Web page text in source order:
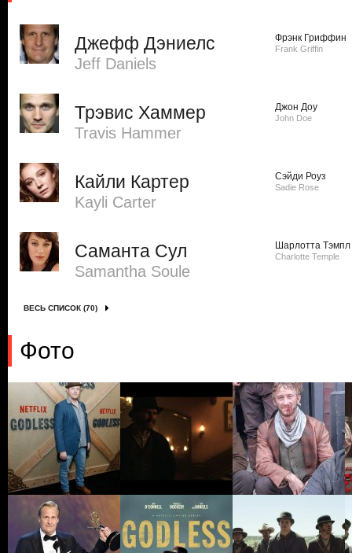
Джефф Дэниелс
Jeff Daniels
Фрэнк Гриффин
Frank Griffin
Трэвис Хаммер
Travis Hammer
Джон Доу
John Doe
Кайли Картер
Kayli Carter
Сэйди Роуз
Sadie Rose
Саманта Сул
Samantha Soule
Шарлотта Тэмпл
Charlotte Temple
ВЕСЬ СПИСОК (70)
Фото